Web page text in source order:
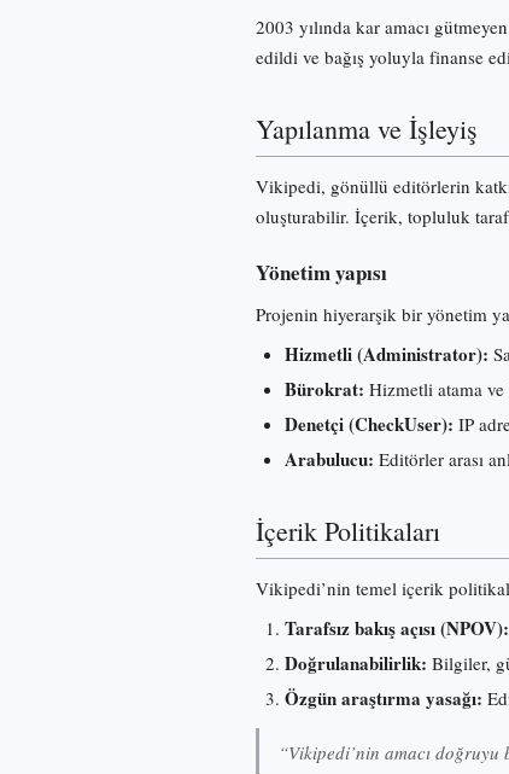
2003 yılında kar amacı gütmeyen
edildi ve bağış yoluyla finanse
Yapılanma ve İşleyiş
Vikipedi, gönüllü editörlerin
oluşturabilir. İçerik, topluluk
Yönetim yapısı
Projenin hiyerarşik bir yönetim
Hizmetli (Administrator):
Bürokrat: Hizmetli atama ve
Denetçi (CheckUser): IP
Arabulucu: Editörler arası
İçerik Politikaları
Vikipedi’nin temel içerik
Tarafsız bakış açısı (NPOV):
Doğrulanabilirlik: Bilgiler,
Özgün araştırma yasağı:
“Vikipedi’nin amacı